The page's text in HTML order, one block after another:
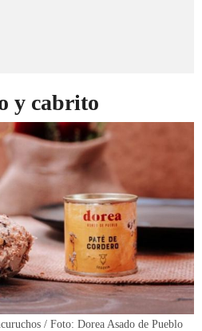
y cabrito
/ Foto: Dorea Asado de Pueblo